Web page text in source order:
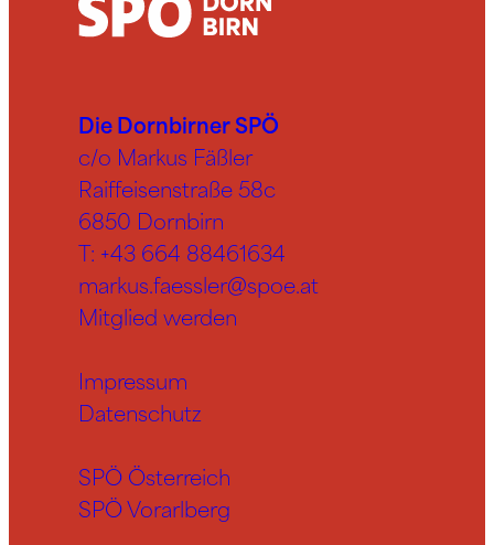
Die Dornbirner SPÖ
c/o Markus Fäßler
Raiffeisenstraße 58c
6850 Dornbirn
T: +43 664 88461634
markus.faessler@spoe.at
Mitglied werden
Impressum
Datenschutz
SPÖ Österreich
SPÖ Vorarlberg